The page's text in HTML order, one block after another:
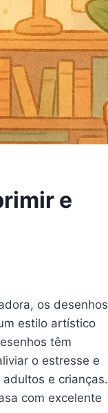
e
os desenhos
estilo artístico
têm
o estresse e
e crianças.
com excelente